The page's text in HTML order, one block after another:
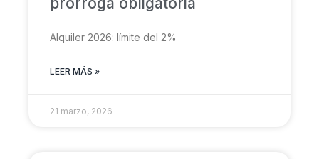
Alquiler 2026: límite del 2%
LEER MÁS »
21 marzo, 2026